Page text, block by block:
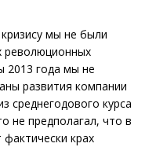
мы не были
революционных
2013 года мы не
развития компании
среднегодового курса
не предполагал, что в
крах